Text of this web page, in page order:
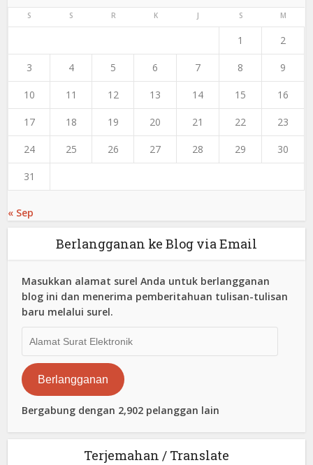
S S R K J S M
1 2
3 4 5 6 7 8 9
10 11 12 13 14 15 16
17 18 19 20 21 22 23
24 25 26 27 28 29 30
31
« Sep
Berlangganan ke Blog via Email
Masukkan alamat surel Anda untuk berlangganan
blog ini dan menerima pemberitahuan tulisan-tulisan
baru melalui surel.
Surat
Elektronik
Berlangganan
Bergabung dengan 2,902 pelanggan lain
Terjemahan / Translate